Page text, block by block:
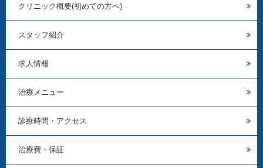
クリニック概要(初めての方へ)
スタッフ紹介
求人情報
治療メニュー
診療時間・アクセス
治療費・保証